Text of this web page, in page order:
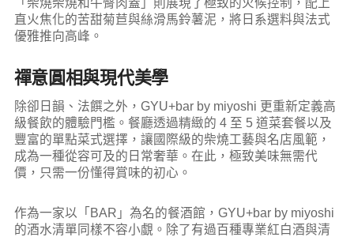
直火焦化的苦甜菊苣與絲滑馬鈴薯泥，將日系選料與法式
優雅推向高峰。
禪意圓相與現代美學
除卻日韻、法饌之外，GYU+bar by miyoshi 更重新定義高
級餐飲的體驗門檻。餐廳透過精緻的 4 至 5 道菜套餐以及
豐富的單點菜式選擇，讓國際級的柴燒工藝與名店風範，
成為一種從容可及的日常奢華。在此，極致美味無需代
價，只需一份懂得賞味的初心。
作為一家以「BAR」為名的餐酒館，GYU+bar by miyoshi
的酒水清單同樣不容小覷。除了有過百種專業紅白酒與清